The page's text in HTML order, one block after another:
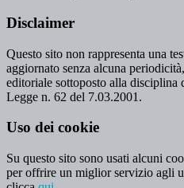
Disclaimer
Questo sito non rappresenta una
aggiornato senza alcuna
editoriale sottoposto alla
Legge n. 62 del 7.03.2001.
Uso dei cookie
Su questo sito sono usati alcuni
per offrire un miglior servizio agli